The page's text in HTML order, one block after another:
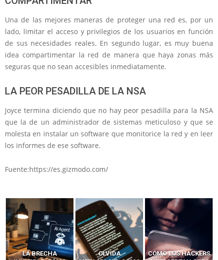
Una de las mejores maneras de proteger una red es, por un
lado, limitar el acceso y privilegios de los usuarios en función
de sus necesidades reales. En segundo lugar, es muy buena
idea compartimentar la red de manera que haya zonas más
seguras que no sean accesibles inmediatamente.
LA PEOR PESADILLA DE LA NSA
Joyce termina diciendo que no hay peor pesadilla para la NSA
que la de un administrador de sistemas meticuloso y que se
molesta en instalar un software que monitorice la red y en leer
los informes de ese software.
Fuente:https://es.gizmodo.com/
LA BRECHA
OLVIDA
CÓMO LOS HACKERS